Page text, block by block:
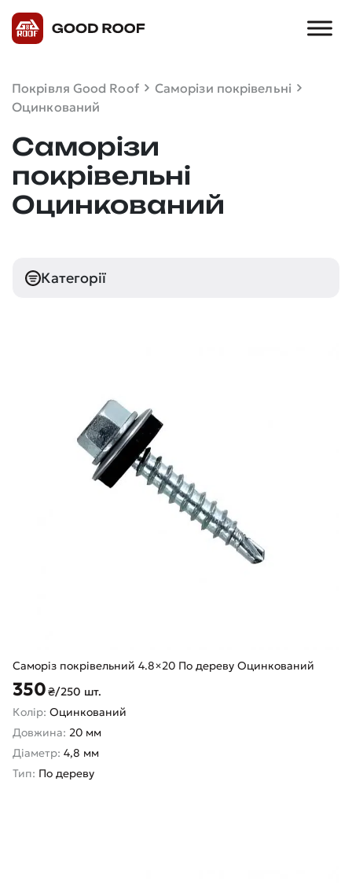
Покрівля Good Roof
Саморізи покрівельні
Оцинкований
Саморізи
покрівельні
Оцинкований
Категорії
Саморіз покрівельний 4.8×20 По дереву Оцинкований
350₴/250 шт.
Колір: Оцинкований
Довжина: 20 мм
Діаметр: 4,8 мм
Тип: По дереву